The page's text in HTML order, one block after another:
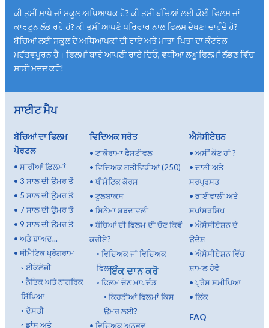
ਇੱਕ ਦਾਨ ਕਰੋ
ਕੀ ਤੁਸੀਂ ਮਾਪੇ ਜਾਂ ਸਕੂਲ ਅਧਿਆਪਕ ਹੋ? ਕੀ ਤੁਸੀਂ ਬੱਚਿਆਂ ਲਈ ਕੋਈ ਫਿਲਮ ਜਾਂ
ਕਾਰਟੂਨ ਲੱਭ ਰਹੇ ਹੋ? ਕੀ ਤੁਸੀਂ ਆਪਣੇ ਪਰਿਵਾਰ ਨਾਲ ਫਿਲਮ ਦੇਖਣਾ ਚਾਹੁੰਦੇ ਹੋ?
ਬੱਚਿਆਂ ਲਈ ਸਕੂਲ ਦੇ ਅਧਿਆਪਕਾਂ ਦੀ ਰਾਏ ਅਤੇ ਮਾਤਾ-ਪਿਤਾ ਦਾ ਕੰਟਰੋਲ
ਮਹੱਤਵਪੂਰਨ ਹੈ। ਫਿਲਮਾਂ ਬਾਰੇ ਆਪਣੀ ਰਾਏ ਦਿਓ, ਵਧੀਆ ਲਘੂ ਫਿਲਮਾਂ ਲੱਭਣ ਵਿੱਚ
ਸਾਡੀ ਮਦਦ ਕਰੋ!
ਸਾਈਟ ਮੈਪ
ਬੱਚਿਆਂ ਦਾ ਫਿਲਮ
ਪੋਰਟਲ
• ਸਾਰੀਆਂ ਫ਼ਿਲਮਾਂ
• 3 ਸਾਲ ਦੀ ਉਮਰ ਤੋਂ
• 5 ਸਾਲ ਦੀ ਉਮਰ ਤੋਂ
• 7 ਸਾਲ ਦੀ ਉਮਰ ਤੋਂ
• 9 ਸਾਲ ਦੀ ਉਮਰ ਤੋਂ
• ਅਤੇ ਬਾਅਦ...
• ਥੀਮੈਟਿਕ ਪ੍ਰੋਗਰਾਮ
◦ ਈਕੋਲੋਜੀ
◦ ਨੈਤਿਕ ਅਤੇ ਨਾਗਰਿਕ
ਸਿੱਖਿਆ
◦ ਦੋਸਤੀ
◦ ਡਾਂਸ ਅਤੇ
ਵਿਦਿਅਕ ਸਰੋਤ
• ਟਾਕੋਰਾਮਾ ਫੈਸਟੀਵਲ
• ਵਿਦਿਅਕ ਗਤੀਵਿਧੀਆਂ (250)
• ਥੀਮੈਟਿਕ ਕੋਰਸ
• ਟੂਲਬਾਕਸ
• ਸਿਨੇਮਾ ਸ਼ਬਦਾਵਲੀ
• ਬੱਚਿਆਂ ਦੀ ਫਿਲਮ ਦੀ ਚੋਣ ਕਿਵੇਂ
ਕਰੀਏ?
◦ ਵਿਦਿਅਕ ਜਾਂ ਵਿਦਿਅਕ
ਫਿਲਮ?
◦ ਫਿਲਮ ਚੋਣ ਮਾਪਦੰਡ
◦ ਕਿਹੜੀਆਂ ਫਿਲਮਾਂ ਕਿਸ
ਉਮਰ ਲਈ?
• ਵਿਦਿਅਕ ਅਨੁਭਵ
ਐਸੋਸੀਏਸ਼ਨ
•ਅਸੀਂ ਕੌਣ ਹਾਂ ?
•ਦਾਨੀ ਅਤੇ
ਸਰਪ੍ਰਸਤ
•ਭਾਈਵਾਲੀ ਅਤੇ
ਸਪਾਂਸਰਸ਼ਿਪ
•ਐਸੋਸੀਏਸ਼ਨ ਦੇ
ਉਦੇਸ਼
•ਐਸੋਸੀਏਸ਼ਨ ਵਿੱਚ
ਸ਼ਾਮਲ ਹੋਵੋ
•ਪ੍ਰੈਸ ਸਮੀਖਿਆ
•ਲਿੰਕ
FAQ